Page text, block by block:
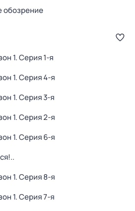
обозрение
1. Серия 1-я
1. Серия 4-я
1. Серия 3-я
1. Серия 2-я
1. Серия 6-я
1. Серия 8-я
1. Серия 7-я